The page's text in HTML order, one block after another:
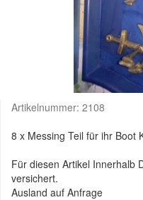
Artikelnummer: 2108
8 x Messing Teil für ihr Boot
Für diesen Artikel Innerhalb
versichert.
Ausland auf Anfrage